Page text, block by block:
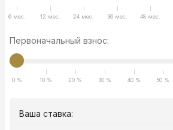
6 мес. 12 мес. 24 мес. 36 мес. 48 мес.
Первоначальный взнос:
0 % 10 % 20 % 30 % 40 % 50 %
Ваша ставка: